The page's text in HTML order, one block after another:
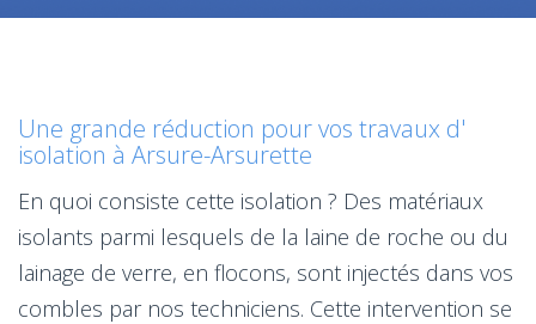
Une grande réduction pour vos travaux d'
isolation à Arsure-Arsurette
En quoi consiste cette isolation ? Des matériaux
isolants parmi lesquels de la laine de roche ou du
lainage de verre, en flocons, sont injectés dans vos
combles par nos techniciens. Cette intervention se